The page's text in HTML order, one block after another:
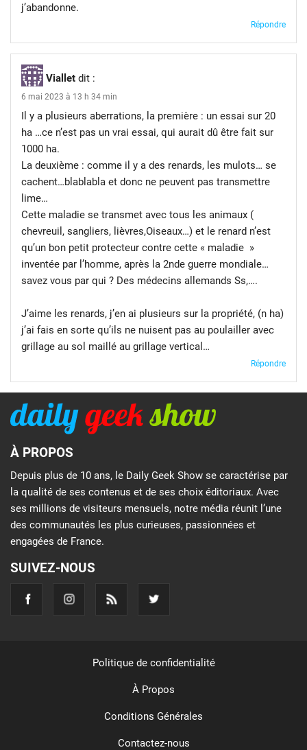
j’abandonne.
Répondre
Viallet dit :
6 mai 2023 à 13 h 34 min
Il y a plusieurs aberrations, la première : un essai sur 20
ha …ce n’est pas un vrai essai, qui aurait dû être fait sur
1000 ha.
La deuxième : comme il y a des renards, les mulots… se
cachent…blablabla et donc ne peuvent pas transmettre
lime…
Cette maladie se transmet avec tous les animaux (
chevreuil, sangliers, lièvres,Oiseaux…) et le renard n’est
qu’un bon petit protecteur contre cette « maladie »
inventée par l’homme, après la 2nde guerre mondiale…
savez vous par qui ? Des médecins allemands Ss,….
J’aime les renards, j’en ai plusieurs sur la propriété, (n ha)
j’ai fais en sorte qu’ils ne nuisent pas au poulailler avec
grillage au sol maillé au grillage vertical…
Répondre
À PROPOS
Depuis plus de 10 ans, le Daily Geek Show se caractérise par
la qualité de ses contenus et de ses choix éditoriaux. Avec
ses millions de visiteurs mensuels, notre média réunit l’une
des communautés les plus curieuses, passionnées et
engagées de France.
SUIVEZ-NOUS
Politique de confidentialité
À Propos
Conditions Générales
Contactez-nous